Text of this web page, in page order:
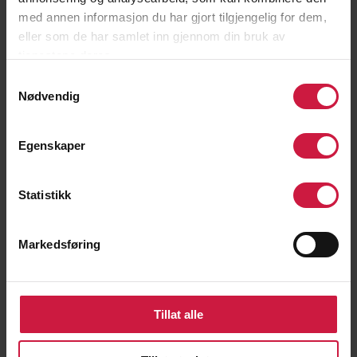
med annen informasjon du har gjort tilgjengelig for dem,
eller som de har samlet inn gjennom din bruk av
Nødvendig
Egenskaper
Statistikk
Markedsføring
Tillat alle
våre elever og til oss selv. Vi tror på
✓Matching på ski og barmark
✓Et inspirerende prestasjonsmiljø